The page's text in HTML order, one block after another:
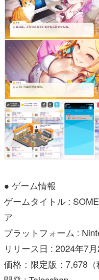
● ゲーム情報
ゲームタイトル :
ア
プラットフォーム :
リリース日 : 2024年7
価格：限定版：7,678（